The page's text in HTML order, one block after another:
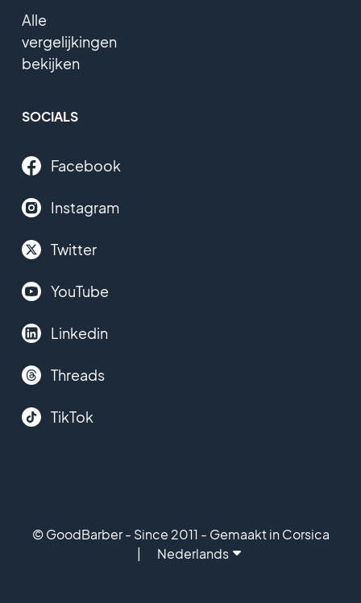
Alle
vergelijkingen
bekijken
SOCIALS
Facebook
Instagram
Twitter
YouTube
Linkedin
Threads
TikTok
© GoodBarber - Since 2011 - Gemaakt in Corsica
Nederlands